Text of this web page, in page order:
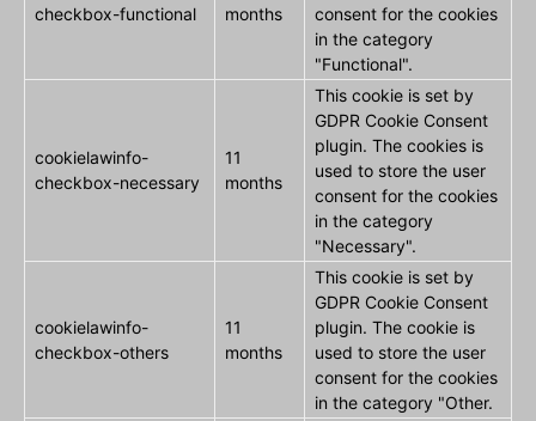
checkbox-functional
months
consent for the cookies
in the category
"Functional".
cookielawinfo-
checkbox-necessary
11
months
This cookie is set by
GDPR Cookie Consent
plugin. The cookies is
used to store the user
consent for the cookies
in the category
"Necessary".
cookielawinfo-
checkbox-others
11
months
This cookie is set by
GDPR Cookie Consent
plugin. The cookie is
used to store the user
consent for the cookies
in the category "Other.